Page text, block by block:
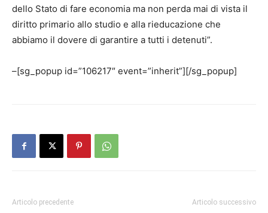
dello Stato di fare economia ma non perda mai di vista il
diritto primario allo studio e alla rieducazione che
abbiamo il dovere di garantire a tutti i detenuti”.
–[sg_popup id=”106217″ event=”inherit”][/sg_popup]
Articolo precedente Articolo successivo